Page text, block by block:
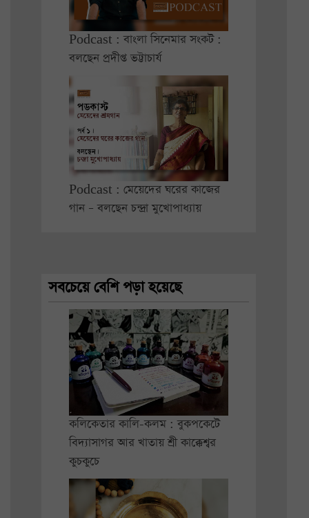
Podcast : বাংলা সিনেমার সংকট :
বলছেন প্রদীপ্ত ভট্টাচার্য
Podcast : মেয়েদের ঘরের কাজের
গান – বলছেন চন্দ্রা মুখোপাধ্যায়
সবচেয়ে বেশি পড়া হয়েছে
কলিকেতার কালি-কলম : বুকপকেটে
বিদ্যাসাগর আর খাতায় শ্রী কাক্কেশ্বর
কুচকুচে